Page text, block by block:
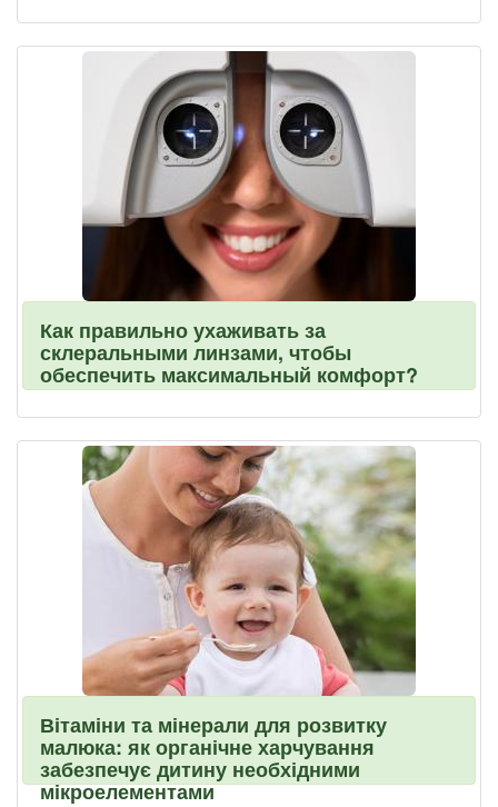
Как правильно ухаживать за
склеральными линзами, чтобы
обеспечить максимальный комфорт?
Вітаміни та мінерали для розвитку
малюка: як органічне харчування
забезпечує дитину необхідними
мікроелементами